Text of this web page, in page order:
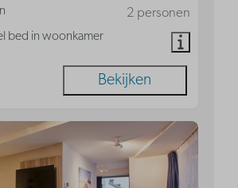
2 personen
bed in woonkamer
Bekijken